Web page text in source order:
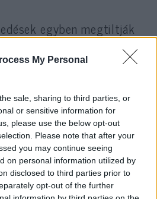
My Personal
sale, sharing to third parties, or
or sensitive information for
please use the below opt-out
Please note that after your
you may continue seeing
on personal information utilized by
disclosed to third parties prior to
opt-out of the further
egyben megtiltják
Iránba irányuló exportját,
céljából és
tud az iráni
nyolc újabb iráni
három szervezettel
listáját, olyan
szemben,
a 2019-es iráni